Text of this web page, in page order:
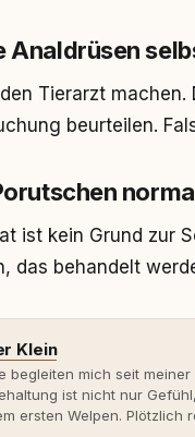
Analdrüsen
Tierarzt
beurteilen.
ist kein Grund zur
das behandelt
Klein
begleiten mich seit
ist nicht nur
ersten Welpen. Plötzlich